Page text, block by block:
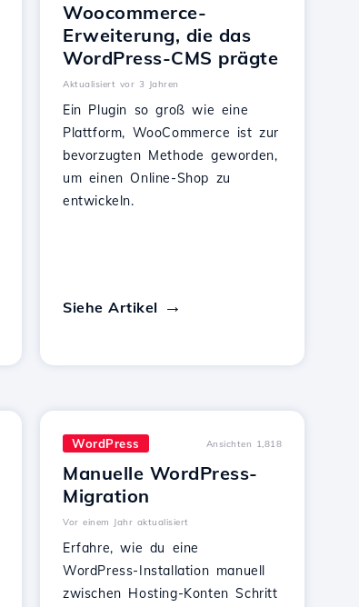
Woocommerce-
Erweiterung, die das
WordPress-CMS prägte
Aktualisiert vor 3 Jahren
Ein Plugin so groß wie eine
Plattform, WooCommerce ist zur
bevorzugten Methode geworden,
um einen Online-Shop zu
entwickeln.
Siehe Artikel
WordPress Ansichten 1,818
Manuelle WordPress-
Migration
Vor einem Jahr aktualisiert
Erfahre, wie du eine
WordPress-Installation manuell
zwischen Hosting-Konten Schritt